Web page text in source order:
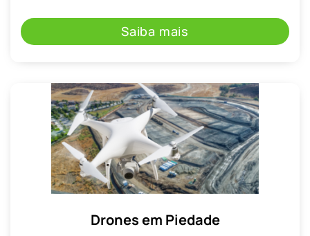
Saiba mais
Drones em Piedade